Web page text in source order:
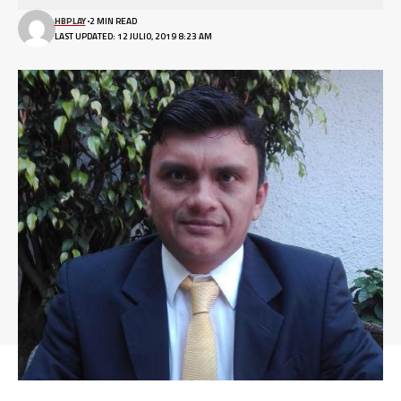
LAST UPDATED: 12 JULIO, 2019 8:23 AM
HBPLAY 2 MIN READ